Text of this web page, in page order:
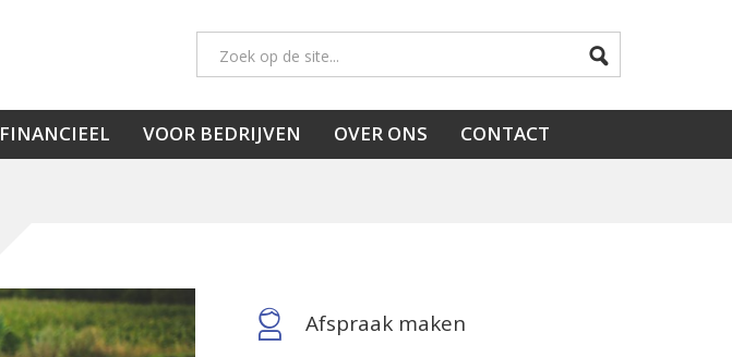
FINANCIEEL VOOR BEDRIJVEN OVER ONS CONTACT
Afspraak maken